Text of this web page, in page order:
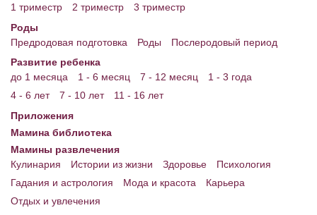
1 триместр
2 триместр
3 триместр
Роды
Предродовая подготовка
Роды
Послеродовый период
Развитие ребенка
до 1 месяца
1 - 6 месяц 7 - 12 месяц
1 - 3 года
4 - 6 лет
7 - 10 лет
11 - 16 лет
Приложения
Мамина библиотека
Мамины развлечения
Кулинария
Истории из жизни Здоровье
Психология
Гадания и астрология
Мода и красота
Карьера
Отдых и увлечения